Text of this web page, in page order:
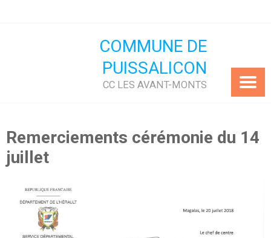
COMMUNE DE
PUISSALICON
CC LES AVANT-MONTS
Remerciements cérémonie du 14
juillet